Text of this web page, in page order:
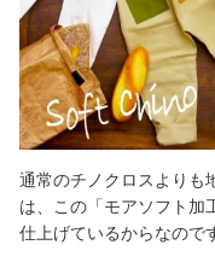
通常のチノクロスよりも
は、この「モアソフト加
仕上げているからなので